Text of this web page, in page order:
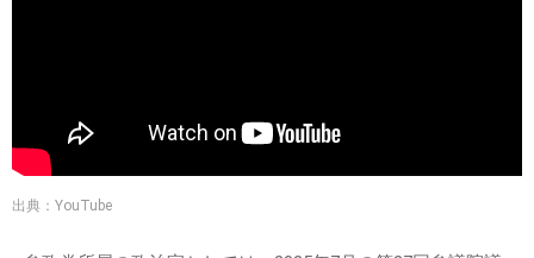
出典：YouTube